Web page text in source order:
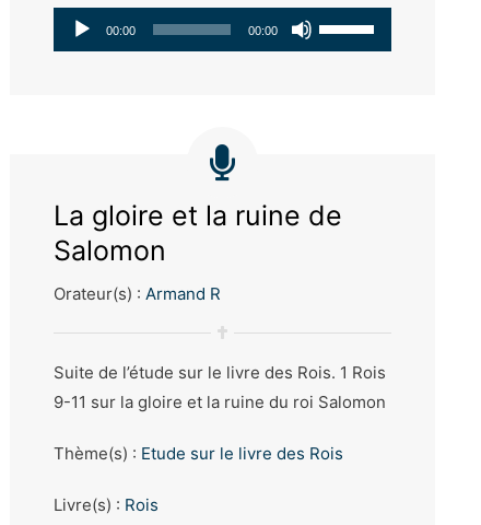
Lecteur
00:00 00:00
Utilisez
augmenter
La gloire et la ruine de
Salomon
Orateur(s) : Armand R
Suite de l’étude sur le livre des Rois. 1 Rois
9-11 sur la gloire et la ruine du roi Salomon
Thème(s) : Etude sur le livre des Rois
Livre(s) : Rois